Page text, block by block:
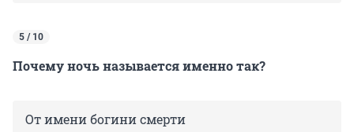
5 / 10
Почему ночь называется именно так?
От имени богини смерти